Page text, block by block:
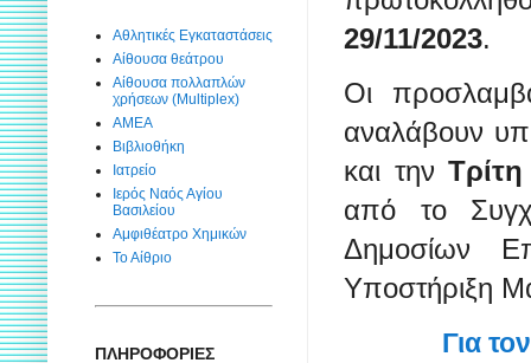
29/11/2023.
Οι
αναλάβουν
και την
από το
Δημοσίων
Υποστήριξη
Για
Αθλητικές Εγκαταστάσεις
Αίθουσα θεάτρου
Αίθουσα πολλαπλών
χρήσεων (Multiplex)
ΑΜΕΑ
Βιβλιοθήκη
Ιατρείο
Ιερός Ναός Αγίου
Βασιλείου
Αμφιθέατρο Χημικών
Το Αίθριο
ΠΛΗΡΟΦΟΡΙΕΣ